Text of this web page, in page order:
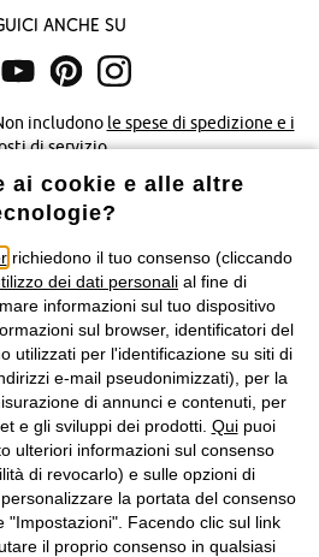
anche su
includono le spese di spedizione e i
di servizio.
vendita Accessibilità
cookie Gestione dei cookie
Diritto di recesso
Tutti i diritti riservati.
sede legale: via Adua 33 - 13855
- P.I. 01939830020, Reg. Imprese di
R.E.A. BI - 171345, N. Reg. Pile:
AEE: IT08020000002105 Capitale
Società soggetta all'attività di direzione
Beteiligungs -Verwaltungsgesellschaft
mbH.
ai cookie e alle altre
richiedono il tuo consenso (cliccando
dei dati personali al fine di
informazioni sul tuo dispositivo
sul browser, identificatori del
utilizzati per l'identificazione su siti di
e-mail pseudonimizzati), per la
di annunci e contenuti, per
e gli sviluppi dei prodotti. Quipuoi
ulteriori informazioni sul consenso
di revocarlo) e sulle opzioni di
la portata del consenso
"Impostazioni". Facendo clic sul link
il proprio consenso in qualsiasi